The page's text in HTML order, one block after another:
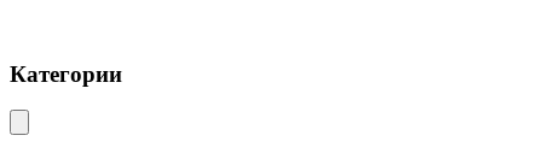
Категории